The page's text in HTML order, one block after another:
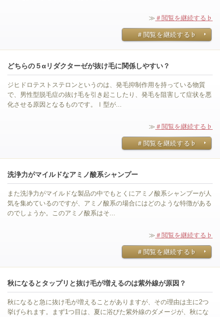
≫ ＃閲覧を継続する♭
＃閲覧を継続する♭
どちらの５αリダクターゼが抜け毛に関係しやすい？
ジヒドロテストステロンというのは、発毛抑制作用を持っている物質
で、男性型脱毛症の抜け毛を引き起こしたり、発毛を阻害して症状を悪
化させる原因となるものです。Ⅰ型が...
≫ ＃閲覧を継続する♭
＃閲覧を継続する♭
洗浄力がマイルドなアミノ酸系シャンプー
また洗浄力がマイルドな製品の中でもとくにアミノ酸系シャンプーが人
気を集めているのですが、アミノ酸系の場合にはどのような特徴がある
のでしょうか。このアミノ酸系はそ...
≫ ＃閲覧を継続する♭
＃閲覧を継続する♭
秋になるとタップリと抜け毛が増えるのは紫外線が原因？
秋になると急に抜け毛が増えることがありますが、その理由は主に2つ
挙げられます。まず1つ目は、夏に浴びた紫外線のダメージが、秋にな